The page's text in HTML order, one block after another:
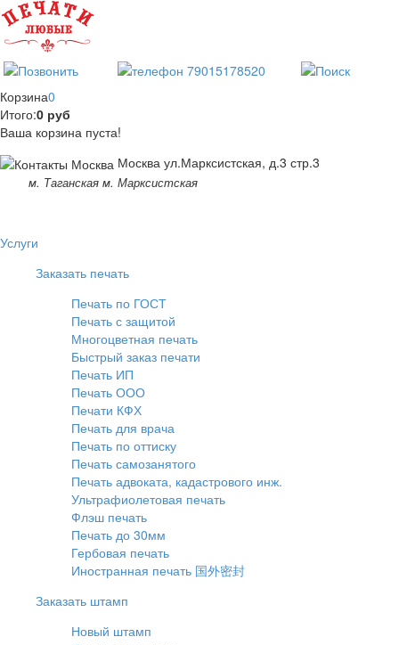
Корзина0
Итого:0 руб
Ваша корзина пуста!
Москва ул.Марксистская, д.3 стр.3
м. Таганская м. Марксистская
Услуги
Заказать печать
Печать по ГОСТ
Печать с защитой
Многоцветная печать
Быстрый заказ печати
Печать ИП
Печать ООО
Печати КФХ
Печать для врача
Печать по оттиску
Печать самозанятого
Печать адвоката, кадастрового инж.
Ультрафиолетовая печать
Флэш печать
Печать до 30мм
Гербовая печать
Иностранная печать 国外密封
Заказать штамп
Новый штамп